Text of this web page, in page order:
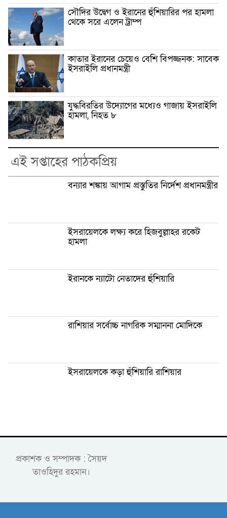
সৌদির উদ্বেগ ও ইরানের হুঁশিয়ারির পর হামলা
থেকে সরে এলেন ট্রাম্প
কাতার ইরানের চেয়েও বেশি বিপজ্জনক: সাবেক
ইসরাইলি প্রধানমন্ত্রী
যুদ্ধবিরতির উদ্যোগের মধ্যেও গাজায় ইসরাইলি
হামলা, নিহত ৮
এই সপ্তাহের পাঠকপ্রিয়
বন্যার শঙ্কায় আগাম প্রস্তুতির নির্দেশ প্রধানমন্ত্রীর
ইসরায়েলকে লক্ষ্য করে হিজবুল্লাহর রকেট
হামলা
ইরানকে ন্যাটো নেতাদের হুঁশিয়ারি
রাশিয়ার সর্বোচ্চ নাগরিক সম্মাননা মোদিকে
ইসরায়েলকে কড়া হুঁশিয়ারি রাশিয়ার
প্রকাশক ও সম্পাদক : সৈয়দ
তাওহিদুর রহমান।